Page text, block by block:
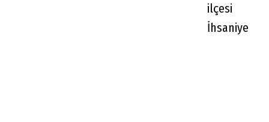
ilçesi
İhsaniye